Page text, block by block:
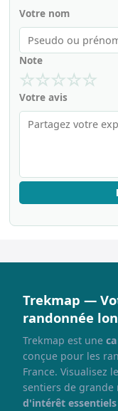
Votre nom
Note
☆☆☆☆☆
Votre avis
Trekmap —
randonnée
Trekmap est une
conçue pour les
France. Visualisez
sentiers de grande
d'intérêt essentiels